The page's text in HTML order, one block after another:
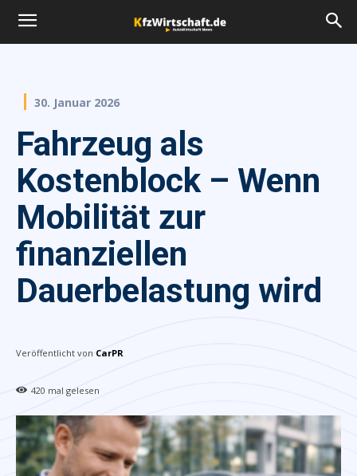
30. Januar 2026
Fahrzeug als
Kostenblock – Wenn
Mobilität zur
finanziellen
Dauerbelastung wird
Veröffentlicht von CarPR
420 mal gelesen